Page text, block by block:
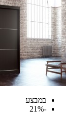
במבצע
-21%